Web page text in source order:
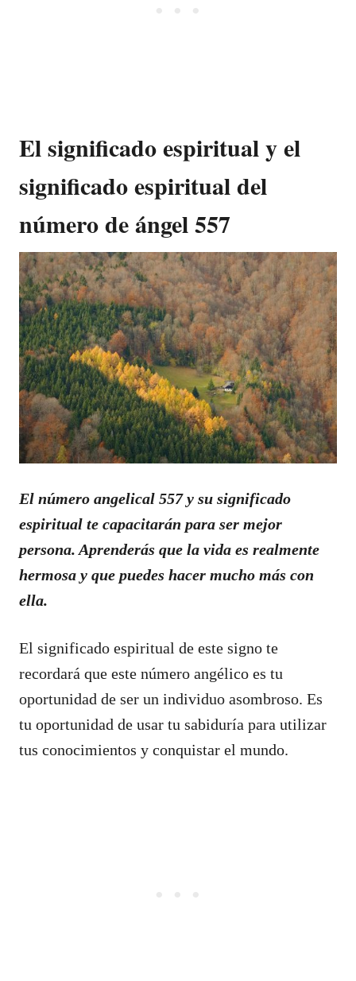
El significado espiritual y el
significado espiritual del
número de ángel 557
El número angelical 557 y su significado
espiritual te capacitarán para ser mejor
persona. Aprenderás que la vida es realmente
hermosa y que puedes hacer mucho más con
ella.
El significado espiritual de este signo te
recordará que este número angélico es tu
oportunidad de ser un individuo asombroso. Es
tu oportunidad de usar tu sabiduría para utilizar
tus conocimientos y conquistar el mundo.